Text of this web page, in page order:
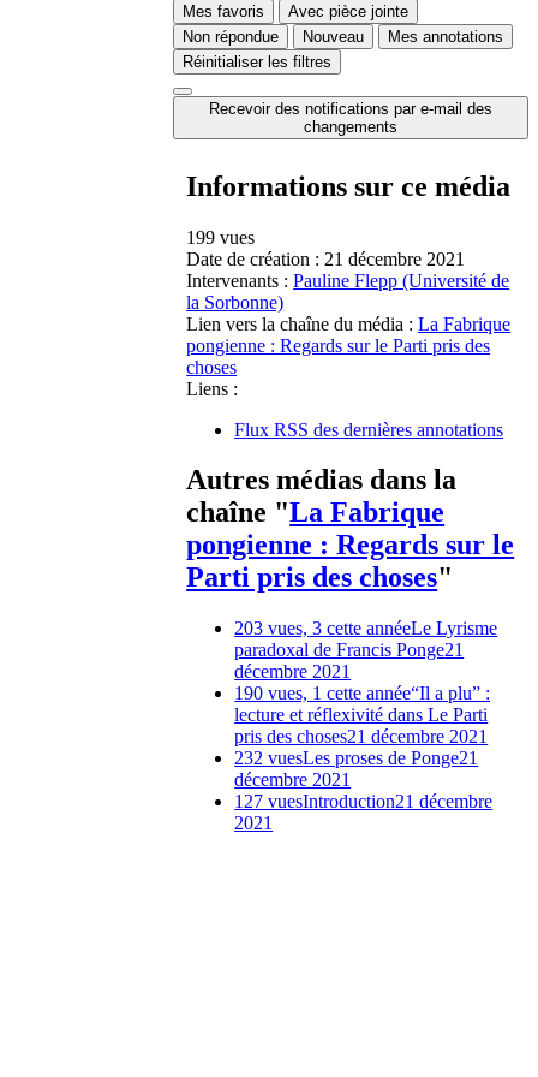
Mes favoris
Avec pièce jointe
Non répondue
Nouveau
Mes annotations
Réinitialiser les filtres
Recevoir des notifications par e-mail des
changements
Informations sur ce média
199 vues
Date de création : 21 décembre 2021
Intervenants : Pauline Flepp (Université de
la Sorbonne)
Lien vers la chaîne du média : La Fabrique
pongienne : Regards sur le Parti pris des
choses
Liens :
Flux RSS des dernières annotations
Autres médias dans la
chaîne "La Fabrique
pongienne : Regards sur le
Parti pris des choses"
203 vues, 3 cette annéeLe Lyrisme
paradoxal de Francis Ponge21
décembre 2021
190 vues, 1 cette année“Il a plu” :
lecture et réflexivité dans Le Parti
pris des choses21 décembre 2021
232 vuesLes proses de Ponge21
décembre 2021
127 vuesIntroduction21 décembre
2021